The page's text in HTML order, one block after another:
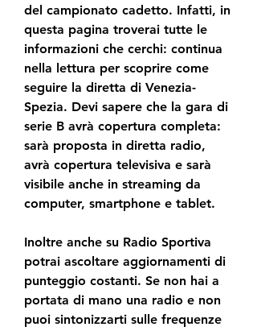
del campionato cadetto. Infatti, in
questa pagina troverai tutte le
informazioni che cerchi: continua
nella lettura per scoprire come
seguire la diretta di Venezia-
Spezia. Devi sapere che la gara di
serie B avrà copertura completa:
sarà proposta in diretta radio,
avrà copertura televisiva e sarà
visibile anche in streaming da
computer, smartphone e tablet.
Inoltre anche su Radio Sportiva
potrai ascoltare aggiornamenti di
punteggio costanti. Se non hai a
portata di mano una radio e non
puoi sintonizzarti sulle frequenze